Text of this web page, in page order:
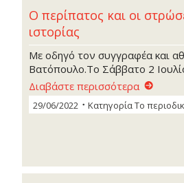
Ο περίπατος και οι
ιστορίας
Με οδηγό τον συγγραφέα και
Βατόπουλο.Το Σάββατο 2
Διαβάστε περισσότερα
29/06/2022 ΚατηγορίαΤο